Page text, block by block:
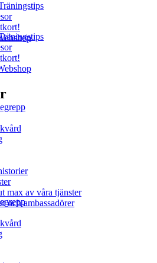
max av våra tjänster
och ambassadörer